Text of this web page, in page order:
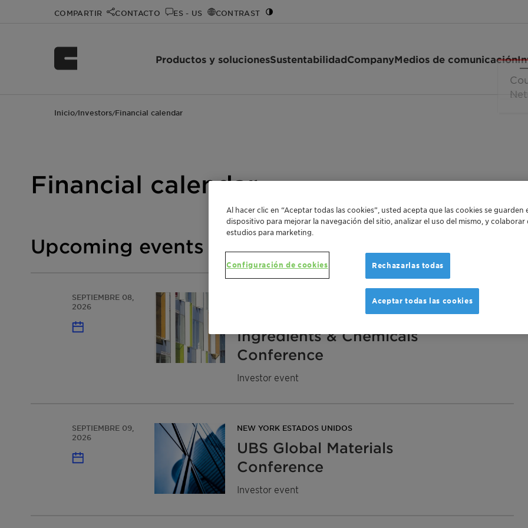
COMPARTIR CONTACTO ES - US CONTRAST
Productos y solucionesSustentabilidadCompanyMedios de comunicación
Inicio/Investors/Financial calendar
Financial calendar
Upcoming events
SEPTIEMBRE 08,
2026
Ingredients & Chemicals
Conference
Investor event
SEPTIEMBRE 09,
2026
NEW YORK ESTADOS UNIDOS
UBS Global Materials
Conference
Investor event
Al hacer clic en “Aceptar todas las cookies”, usted acepta que las cookies se guarden
dispositivo para mejorar la navegación del sitio, analizar el uso del mismo, y
estudios para marketing.
Configuración de cookies Rechazarlas todas
Aceptar todas las cookies